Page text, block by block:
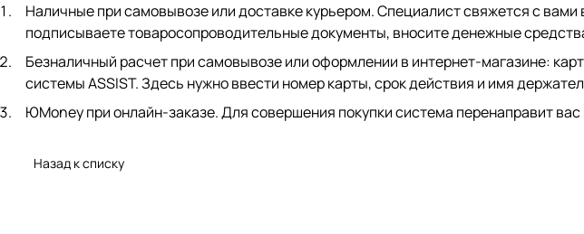
Наличные при самовывозе или доставке курьером. Специалист свяжется с
подписываете товаросопроводительные документы, вносите денежные
Безналичный расчет при самовывозе или оформлении в интернет-магазине:
системы ASSIST. Здесь нужно ввести номер карты, срок действия и имя
ЮMoney при онлайн-заказе. Для совершения покупки система перенаправит
Назад к списку